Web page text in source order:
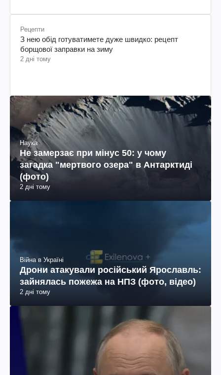
Рецепти
З нею обід готуватимете дуже швидко: рецепт
борщової заправки на зиму
2 дні тому
Наука
Не замерзає при мінус 50: у чому
загадка "мертвого озера" в Антарктиді
(фото)
2 дні тому
Війна в Україні
Дрони атакували російський Ярославль:
зайнялась пожежа на НПЗ (фото, відео)
2 дні тому